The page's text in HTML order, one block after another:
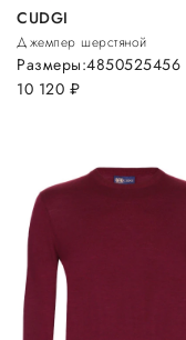
CUDGI
Джемпер шерстяной
10 120 руб.
Размеры:4850525456